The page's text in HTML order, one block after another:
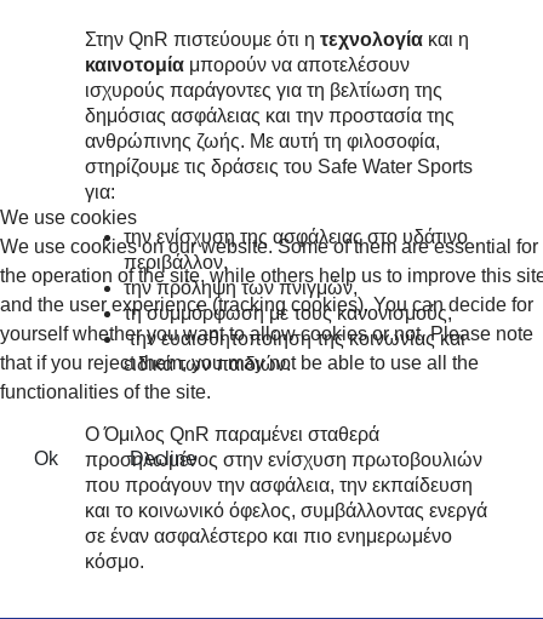
Στην QnR πιστεύουμε ότι η τεχνολογία και η
καινοτομία μπορούν να αποτελέσουν
ισχυρούς παράγοντες για τη βελτίωση της
δημόσιας ασφάλειας και την προστασία της
ανθρώπινης ζωής. Με αυτή τη φιλοσοφία,
στηρίζουμε τις δράσεις του Safe Water Sports
για:
την ενίσχυση της ασφάλειας στο υδάτινο
περιβάλλον,
την πρόληψη των πνιγμών,
τη συμμόρφωση με τους κανονισμούς,
την ευαισθητοποίηση της κοινωνίας και
ειδικά των παιδιών.
Ο Όμιλος QnR παραμένει σταθερά
προσηλωμένος στην ενίσχυση πρωτοβουλιών
που προάγουν την ασφάλεια, την εκπαίδευση
και το κοινωνικό όφελος, συμβάλλοντας ενεργά
σε έναν ασφαλέστερο και πιο ενημερωμένο
κόσμο.
We use cookies
We use cookies on our website. Some of them are essential for
the operation of the site, while others help us to improve this
and the user experience (tracking cookies). You can decide for
yourself whether you want to allow cookies or not. Please note
that if you reject them, you may not be able to use all the
functionalities of the site.
Ok Decline